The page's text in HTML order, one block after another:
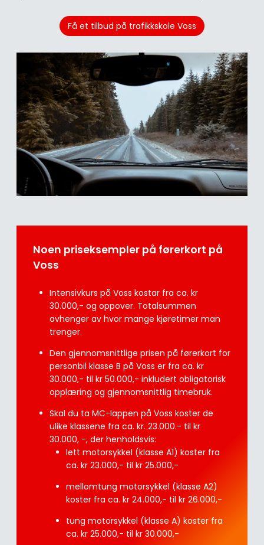
Få et tilbud på trafikkskole Voss
Noen priseksempler på førerkort på
Voss
Intensivkurs på Voss kostar fra ca. kr
30.000,- og oppover. Totalsummen
avhenger av hvor mange kjøretimer man
trenger.
Den gjennomsnittlige prisen på førerkort for
personbil klasse B på Voss er fra ca. kr
30.000,- til kr 50.000,- inkludert obligatorisk
opplæring og gjennomsnittlig timebruk.
Skal du ta MC-lappen på Voss koster de
ulike klassene fra ca. kr. 23.000.- til kr
30.000, -, der henholdsvis:
lett motorsykkel (klasse A1) koster fra
ca. kr 23.000,- til kr 25.000,-
mellomtung motorsykkel (klasse A2)
koster fra ca. kr 24.000,- til kr 26.000,-
tung motorsykkel (klasse A) koster fra
ca. kr 25.000,- til kr 30.000,-